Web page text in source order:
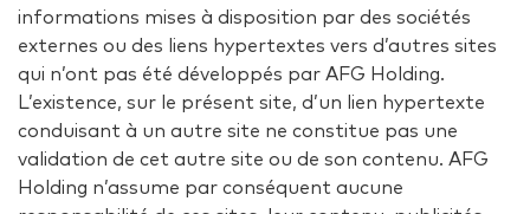
informations mises à disposition par des sociétés
externes ou des liens hypertextes vers d’autres sites
qui n’ont pas été développés par AFG Holding.
L’existence, sur le présent site, d’un lien hypertexte
conduisant à un autre site ne constitue pas une
validation de cet autre site ou de son contenu. AFG
Holding n’assume par conséquent aucune